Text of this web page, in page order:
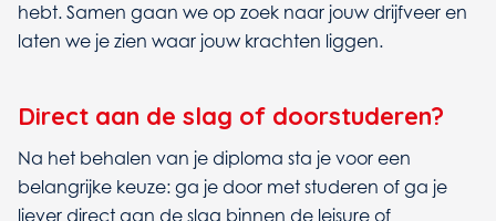
hebt. Samen gaan we op zoek naar jouw drijfveer en
laten we je zien waar jouw krachten liggen.
Direct aan de slag of doorstuderen?
Na het behalen van je diploma sta je voor een
belangrijke keuze: ga je door met studeren of ga je
liever direct aan de slag binnen de leisure of